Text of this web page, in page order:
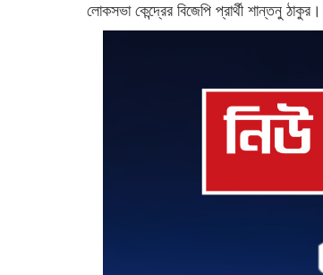
লোকসভা কেন্দ্রের বিজেপি প্রার্থী শান্তনু